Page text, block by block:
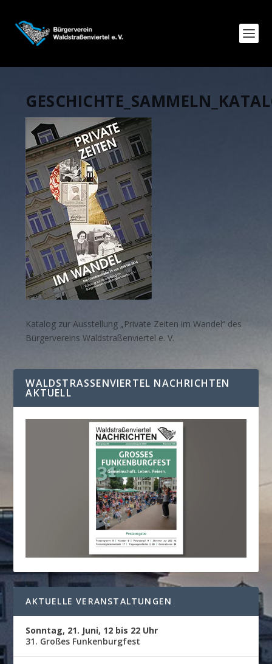
Katalog zur Ausstellung „Private Zeiten im Wandel“ des
Bürgervereins Waldstraßenviertel e. V.
WALDSTRASSENVIERTEL NACHRICHTEN A
KTUELL
AKTUELLE VERANSTALTUNGEN
Sonntag, 21. Juni, 12 bis 22 Uhr
31. Großes Funkenburgfest